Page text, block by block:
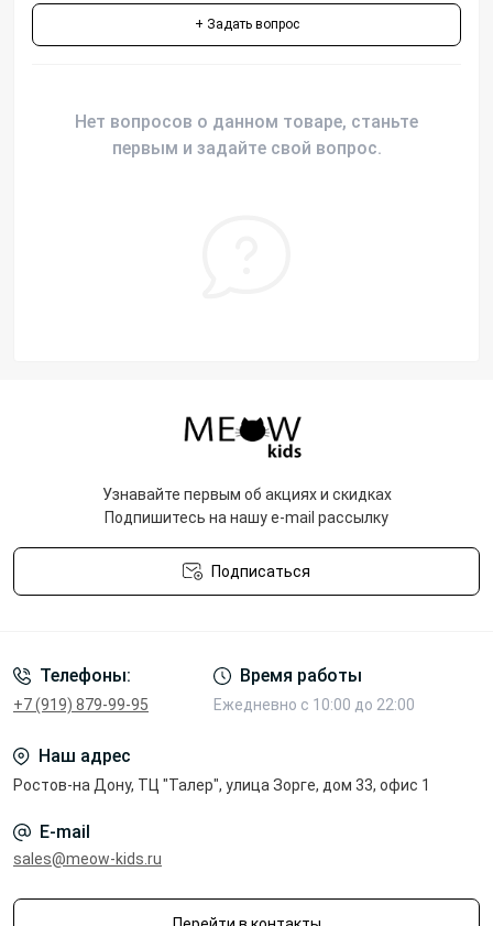
+ Задать вопрос
Нет вопросов о данном товаре, станьте
первым и задайте свой вопрос.
Узнавайте первым об акциях и скидках
Подпишитесь на нашу e-mail рассылку
Подписаться
Телефоны:
+7 (919) 879-99-95
Время работы
Ежедневно с 10:00 до 22:00
Наш адрес
Ростов-на Дону, ТЦ "Талер", улица Зорге, дом 33, офис 1
E-mail
sales@meow-kids.ru